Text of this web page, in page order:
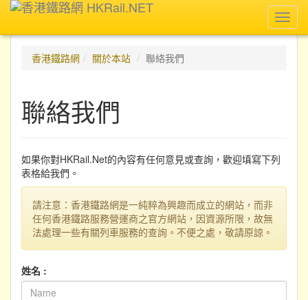
香港鐵路網
關於本站 聯絡我們
聯絡我們
如果你對HKRail.Net的內容有任何意見或查詢，歡迎填寫下列
表格給我們。
請注意：香港鐵路網是一純粹為興趣而成立的網站，而非
任何香港鐵路服務營運商之官方網站，因資源所限，故無
法處理一些有關列車服務的查詢。不便之處，敬請原諒。
姓名 :